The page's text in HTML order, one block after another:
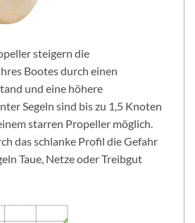
steigern die
Bootes durch einen
und eine höhere
Segeln sind bis zu 1,5 Knoten
starren Propeller möglich.
das schlanke Profil die Gefahr
Taue, Netze oder Treibgut